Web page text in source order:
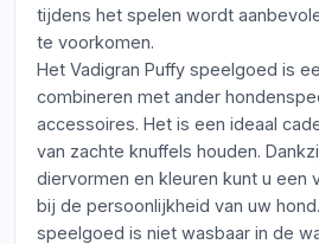
tijdens het spelen wordt
te voorkomen.
Het Vadigran Puffy speelgoed is
combineren met ander
accessoires. Het is een ideaal
van zachte knuffels houden.
diervormen en kleuren kunt u een
bij de persoonlijkheid van uw
speelgoed is niet wasbaar in de